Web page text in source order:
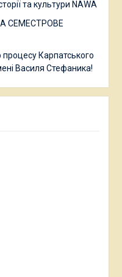
та культури NAWA
СЕМЕСТРОВЕ
процесу Карпатського
Василя Стефаника!